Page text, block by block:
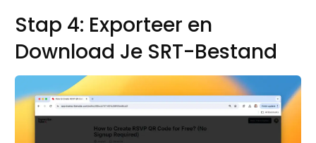
Stap 4: Exporteer en
Download Je SRT-Bestand